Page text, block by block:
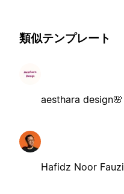
類似テンプレート
aesthara design🌸
Hafidz Noor Fauzi